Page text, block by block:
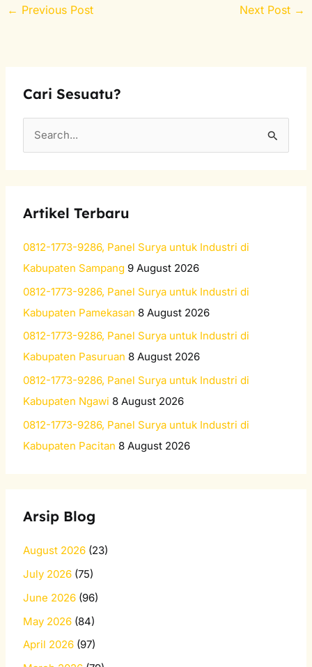
← Previous Post Next Post →
Cari Sesuatu?
c
h
f
Artikel Terbaru
0812-1773-9286, Panel Surya untuk Industri di
Kabupaten Sampang 9 August 2026
0812-1773-9286, Panel Surya untuk Industri di
Kabupaten Pamekasan 8 August 2026
0812-1773-9286, Panel Surya untuk Industri di
Kabupaten Pasuruan 8 August 2026
0812-1773-9286, Panel Surya untuk Industri di
Kabupaten Ngawi 8 August 2026
0812-1773-9286, Panel Surya untuk Industri di
Kabupaten Pacitan 8 August 2026
Arsip Blog
August 2026 (23)
July 2026 (75)
June 2026 (96)
May 2026 (84)
April 2026 (97)